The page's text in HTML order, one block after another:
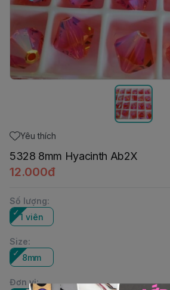
Yêu thích
5328 8mm Hyacinth Ab2X
12.000đ
Số lượng:
1 viên
Size:
8mm
Đơn vị: